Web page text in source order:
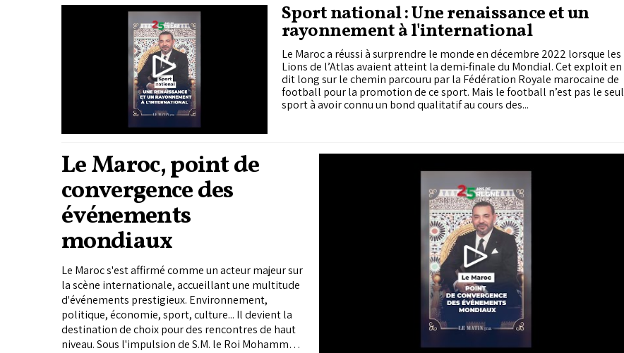
Sport national : Une renaissance et un
rayonnement à l'international
Le Maroc a réussi à surprendre le monde en décembre 2022 lorsque les
Lions de l’Atlas avaient atteint la demi-finale du Mondial. Cet exploit en
dit long sur le chemin parcouru par la Fédération Royale marocaine de
football pour la promotion de ce sport. Mais le football n’est pas le seul
sport à avoir connu un bond qualitatif au cours des...
Le Maroc, point de
convergence des
événements
mondiaux
Le Maroc s'est affirmé comme un acteur majeur sur
la scène internationale, accueillant une multitude
d'événements prestigieux. Environnement,
politique, économie, sport, culture... Il devient la
destination de choix pour des rencontres de haut
niveau. Sous l'impulsion de S.M. le Roi Mohammed